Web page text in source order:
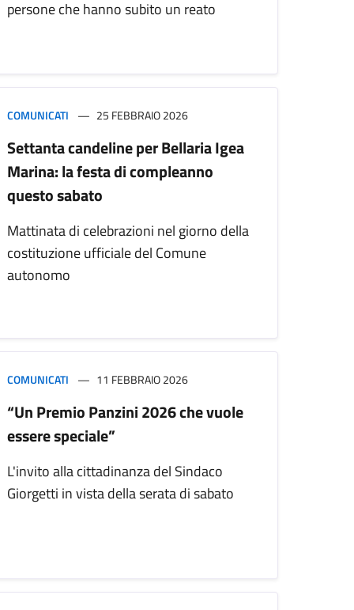
persone che hanno subito un reato
COMUNICATI 25 FEBBRAIO 2026
Settanta candeline per Bellaria Igea
Marina: la festa di compleanno
questo sabato
Mattinata di celebrazioni nel giorno della
costituzione ufficiale del Comune
autonomo
COMUNICATI 11 FEBBRAIO 2026
“Un Premio Panzini 2026 che vuole
essere speciale”
L'invito alla cittadinanza del Sindaco
Giorgetti in vista della serata di sabato